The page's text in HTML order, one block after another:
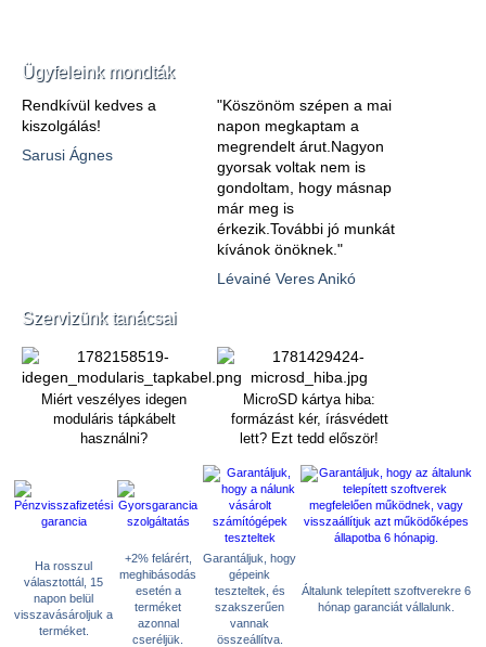
Ügyfeleink mondták
Rendkívül kedves a
kiszolgálás!
Sarusi Ágnes
"Köszönöm szépen a mai
napon megkaptam a
megrendelt árut.Nagyon
gyorsak voltak nem is
gondoltam, hogy másnap
már meg is
érkezik.További jó munkát
kívánok önöknek."
Lévainé Veres Anikó
Szervizünk tanácsai
Miért veszélyes idegen
moduláris tápkábelt
használni?
MicroSD kártya hiba:
formázást kér, írásvédett
lett? Ezt tedd először!
Ha rosszul
választottál, 15
napon belül
visszavásároljuk a
terméket.
+2% felárért,
meghibásodás
esetén a
terméket
azonnal
cseréljük.
Garantáljuk, hogy
gépeink
teszteltek, és
szakszerűen
vannak
összeállítva.
Általunk telepített szoftverekre 6
hónap garanciát vállalunk.